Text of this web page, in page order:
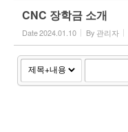
CNC 장학금 소개
Date2024.01.10 By 관리자
- 생활정보
- 묻고/답하기
- 구인/구직